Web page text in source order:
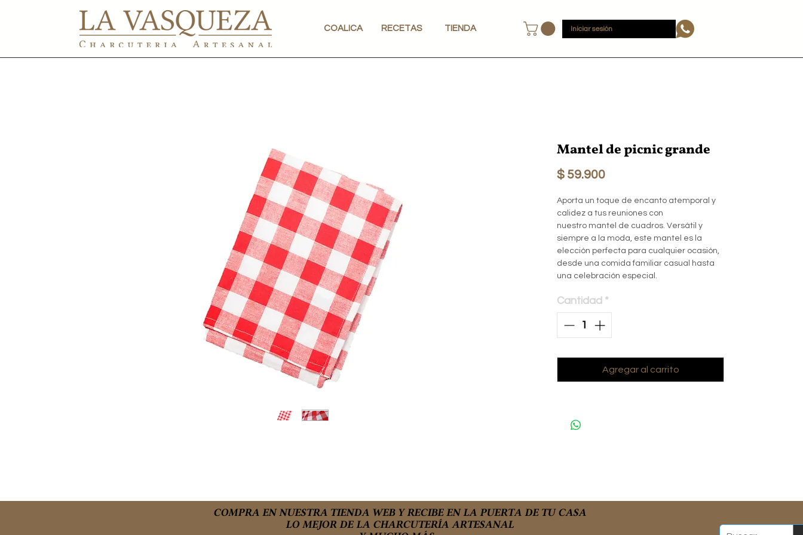
COALICA RECETAS TIENDA Iniciar sesión
Mantel de picnic grande
$ 59.900Precio
Aporta un toque de encanto atemporal y
calidez a tus reuniones con
nuestro mantel de cuadros. Versátil y
siempre a la moda, este mantel es la
elección perfecta para cualquier ocasión,
desde una comida familiar casual hasta
una celebración especial.
Cantidad *
Agregar al carrito
COMPRA EN NUESTRA TIENDA WEB Y RECIBE EN LA PUERTA DE TU CASA
LO MEJOR DE LA CHARCUTERÍA ARTESANAL